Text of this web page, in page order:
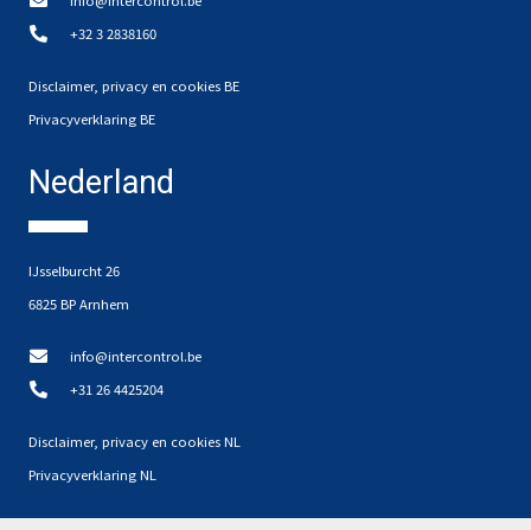
+32 3 2838160
Disclaimer, privacy en cookies BE
Privacyverklaring BE
Nederland
IJsselburcht 26
6825 BP Arnhem
info@intercontrol.be
+31 26 4425204
Disclaimer, privacy en cookies NL
Privacyverklaring NL